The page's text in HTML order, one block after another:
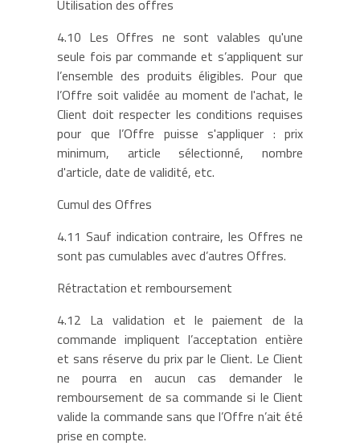
Utilisation des offres
4.10 Les Offres ne sont valables qu'une
seule fois par commande et s’appliquent sur
l’ensemble des produits éligibles. Pour que
l’Offre soit validée au moment de l'achat, le
Client doit respecter les conditions requises
pour que l’Offre puisse s'appliquer : prix
minimum, article sélectionné, nombre
d'article, date de validité, etc.
Cumul des Offres
4.11 Sauf indication contraire, les Offres ne
sont pas cumulables avec d’autres Offres.
Rétractation et remboursement
4.12 La validation et le paiement de la
commande impliquent l’acceptation entière
et sans réserve du prix par le Client. Le Client
ne pourra en aucun cas demander le
remboursement de sa commande si le Client
valide la commande sans que l’Offre n’ait été
prise en compte.